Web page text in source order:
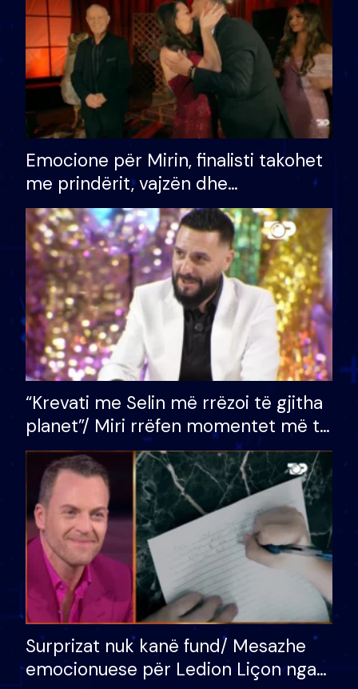
Emocione për Mirin, finalisti takohet
me prindërit, vajzën dhe
bashkëshorten: S’kemi ndonjë letër
divorci apo jo?
“Krevati me Selin më rrëzoi të gjitha
planet”/ Miri rrëfen momentet më të
bukura në shtëpinë e BB VIP: Do më
mungojë zilja e mëngjesit kur…
Surprizat nuk kanë fund/ Mesazhe
emocionuese për Ledion Liçon nga